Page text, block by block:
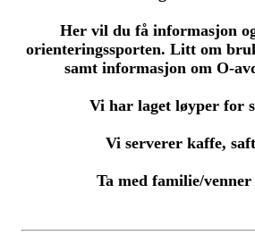
Her vil du få informasjon
orienteringssporten. Litt om
samt informasjon om O-
Vi har laget løyper for
Vi serverer kaffe,
Ta med familie/